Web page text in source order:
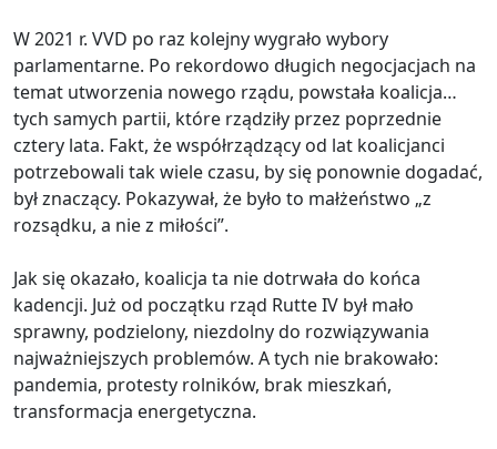
W 2021 r. VVD po raz kolejny wygrało wybory
parlamentarne. Po rekordowo długich negocjacjach na
temat utworzenia nowego rządu, powstała koalicja…
tych samych partii, które rządziły przez poprzednie
cztery lata. Fakt, że współrządzący od lat koalicjanci
potrzebowali tak wiele czasu, by się ponownie dogadać,
był znaczący. Pokazywał, że było to małżeństwo „z
rozsądku, a nie z miłości”.
Jak się okazało, koalicja ta nie dotrwała do końca
kadencji. Już od początku rząd Rutte IV był mało
sprawny, podzielony, niezdolny do rozwiązywania
najważniejszych problemów. A tych nie brakowało:
pandemia, protesty rolników, brak mieszkań,
transformacja energetyczna.